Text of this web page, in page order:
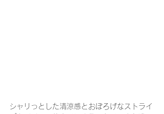
シャリっとした清涼感とおぼろげなストライ